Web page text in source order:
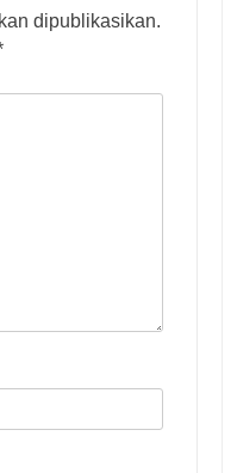
dipublikasikan.